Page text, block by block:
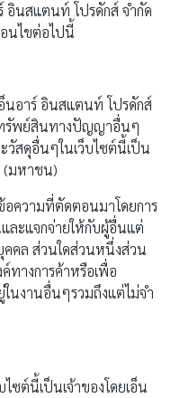
อินสแตนท์ โปรดักส์ จำกัด
นไขต่อไปนี้
นอาร์ อินสแตนท์ โปรดักส์
ทรัพย์สินทางปัญญาอื่นๆ
สดุอื่นๆในเว็บไซต์นี้เป็น
(มหาชน)
อความที่ตัดตอนมาโดยการ
ละแจกจ่ายให้กับผู้อื่นแต่
คล ส่วนใดส่วนหนึ่งส่วน
ทางการค้าหรือเพื่อ
นงานอื่นๆรวมถึงแต่ไม่จํา
ซต์นี้เป็นเจ้าของโดยเอ็น